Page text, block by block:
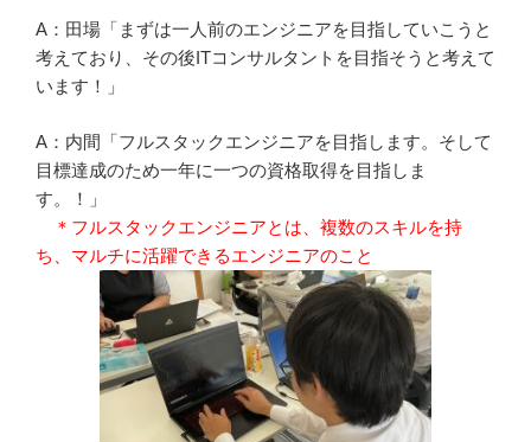
A：田場「まずは一人前のエンジニアを目指していこうと
考えており、その後ITコンサルタントを目指そうと考えて
います！」
A：内間「フルスタックエンジニアを目指します。そして
目標達成のため一年に一つの資格取得を目指しま
す。！」
＊フルスタックエンジニアとは、複数のスキルを持
ち、マルチに活躍できるエンジニアのこと